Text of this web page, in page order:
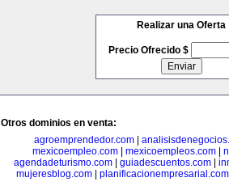
Realizar una Oferta
Precio Ofrecido $
Otros dominios en venta:
agroemprendedor.com
mexicoempleo.com
mexicoempleos.com
agendadeturismo.com
guiadescuentos.com
mujeresblog.com
planificacionempresarial.com